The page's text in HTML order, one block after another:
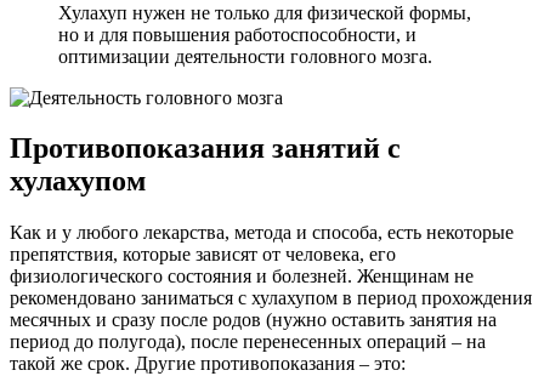
Хулахуп нужен не только для физической формы,
но и для повышения работоспособности, и
оптимизации деятельности головного мозга.
Противопоказания занятий с
хулахупом
Как и у любого лекарства, метода и способа, есть некоторые
препятствия, которые зависят от человека, его
физиологического состояния и болезней. Женщинам не
рекомендовано заниматься с хулахупом в период прохождения
месячных и сразу после родов (нужно оставить занятия на
период до полугода), после перенесенных операций – на
такой же срок. Другие противопоказания – это: